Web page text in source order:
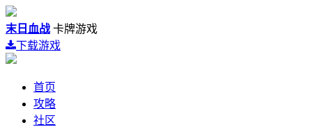
末日血战 卡牌游戏
下载游戏
首页
攻略
社区